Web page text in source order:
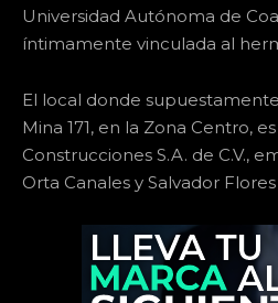
Universidad Autónoma de
íntimamente vinculada al
El local donde
Mina 171, en la Zona Centro,
Construcciones S.A. de C.V.,
Orta Canales y Salvador Flores